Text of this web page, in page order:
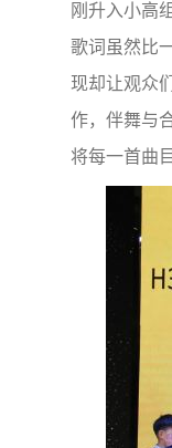
刚升入小高
歌词虽然比
现却让观众
作，伴舞与
将每一首曲